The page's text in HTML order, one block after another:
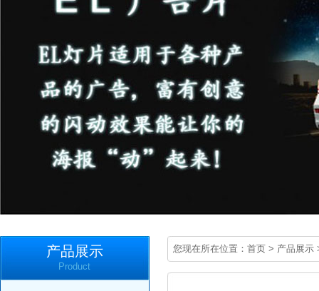
产品展示
Product
您现在所在位置： 首页 > 产品展示